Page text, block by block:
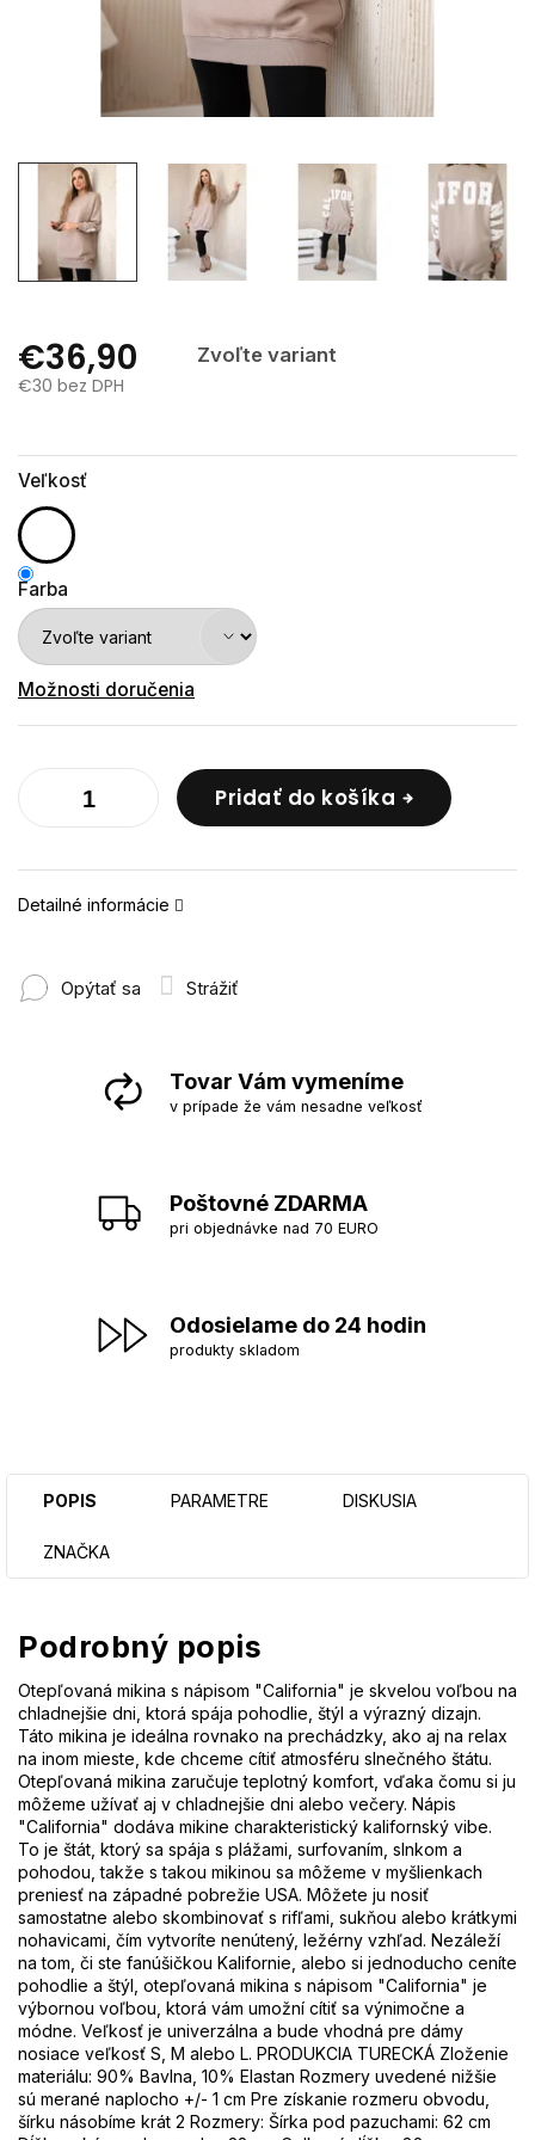
€36,90
Zvoľte variant
€30 bez DPH
Veľkosť
Farba
Možnosti doručenia
Pridať do košíka
Detailné informácie
Opýtať sa Strážiť
Tovar Vám vymeníme
v prípade že vám nesadne veľkosť
Poštovné ZDARMA
pri objednávke nad 70 EURO
Odosielame do 24 hodin
produkty skladom
POPIS PARAMETRE DISKUSIA
ZNAČKA
Podrobný popis
Otepľovaná mikina s nápisom "California" je skvelou voľbou na
chladnejšie dni, ktorá spája pohodlie, štýl a výrazný dizajn.
Táto mikina je ideálna rovnako na prechádzky, ako aj na relax
na inom mieste, kde chceme cítiť atmosféru slnečného štátu.
Otepľovaná mikina zaručuje teplotný komfort, vďaka čomu si ju
môžeme užívať aj v chladnejšie dni alebo večery. Nápis
"California" dodáva mikine charakteristický kalifornský vibe.
To je štát, ktorý sa spája s plážami, surfovaním, slnkom a
pohodou, takže s takou mikinou sa môžeme v myšlienkach
preniesť na západné pobrežie USA. Môžete ju nosiť
samostatne alebo skombinovať s rifľami, sukňou alebo krátkymi
nohavicami, čím vytvoríte nenútený, ležérny vzhľad. Nezáleží
na tom, či ste fanúšičkou Kalifornie, alebo si jednoducho ceníte
pohodlie a štýl, otepľovaná mikina s nápisom "California" je
výbornou voľbou, ktorá vám umožní cítiť sa výnimočne a
módne. Veľkosť je univerzálna a bude vhodná pre dámy
nosiace veľkosť S, M alebo L. PRODUKCIA TURECKÁ Zloženie
materiálu: 90% Bavlna, 10% Elastan Rozmery uvedené nižšie
sú merané naplocho +/- 1 cm Pre získanie rozmeru obvodu,
šírku násobíme krát 2 Rozmery: Šírka pod pazuchami: 62 cm